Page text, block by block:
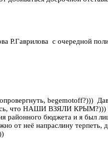
Р.Гаврилова с очередной
begemotoff?)))
что НАШИ ВЗЯЛИ КРЫМ?)))
районного бюджета и я
от неё напраслину